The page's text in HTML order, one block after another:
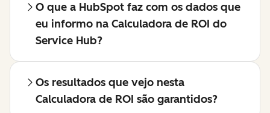
O que a HubSpot faz com os dados que
eu informo na Calculadora de ROI do
Service Hub?
Os resultados que vejo nesta
Calculadora de ROI são garantidos?